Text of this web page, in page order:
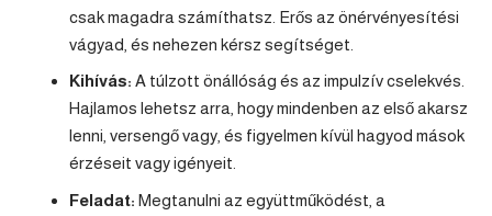
csak magadra számíthatsz. Erős az önérvényesítési
vágyad, és nehezen kérsz segítséget.
Kihívás: A túlzott önállóság és az impulzív cselekvés.
Hajlamos lehetsz arra, hogy mindenben az első akarsz
lenni, versengő vagy, és figyelmen kívül hagyod mások
érzéseit vagy igényeit.
Feladat: Megtanulni az együttműködést, a